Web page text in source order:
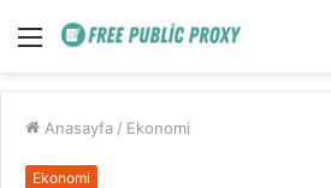
Menü
Anasayfa / Ekonomi
Ekonomi